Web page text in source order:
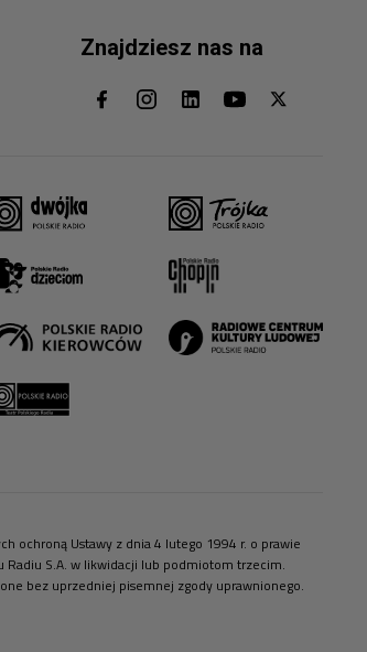
Znajdziesz nas na
ochroną Ustawy z dnia 4 lutego 1994 r. o prawie
Radiu S.A. w likwidacji lub podmiotom trzecim.
bez uprzedniej pisemnej zgody uprawnionego.